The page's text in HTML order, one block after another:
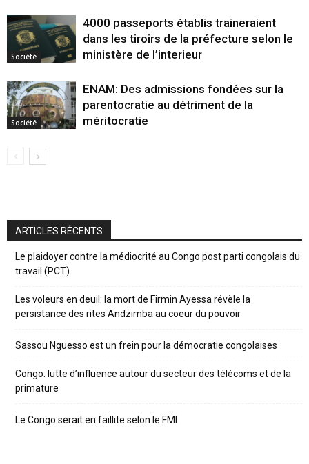
Société
4000 passeports établis traineraient
dans les tiroirs de la préfecture selon le
ministère de l’interieur
Société
ENAM: Des admissions fondées sur la
parentocratie au détriment de la
méritocratie
ARTICLES RÉCENTS
Le plaidoyer contre la médiocrité au Congo post parti congolais du
travail (PCT)
Les voleurs en deuil: la mort de Firmin Ayessa révèle la
persistance des rites Andzimba au coeur du pouvoir
Sassou Nguesso est un frein pour la démocratie congolaises
Congo: lutte d’influence autour du secteur des télécoms et de la
primature
Le Congo serait en faillite selon le FMI